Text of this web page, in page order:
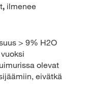
, ilmenee
> 9% H2O
olevat
eivätkä